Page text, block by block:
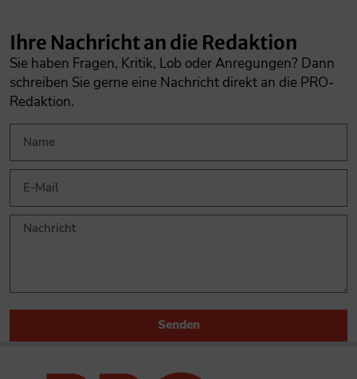
Ihre Nachricht an die Redaktion
Sie haben Fragen, Kritik, Lob oder Anregungen? Dann
schreiben Sie gerne eine Nachricht direkt an die PRO-
Redaktion.
Senden